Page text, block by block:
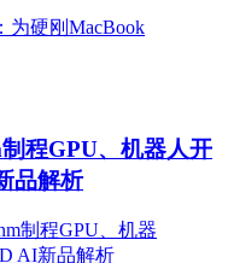
程GPU、机器人开
品解析